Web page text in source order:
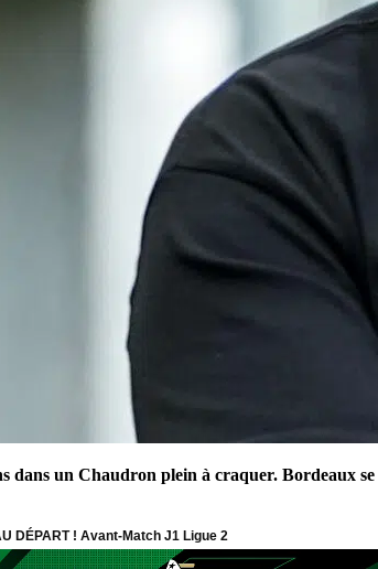
un Chaudron plein à craquer. Bordeaux